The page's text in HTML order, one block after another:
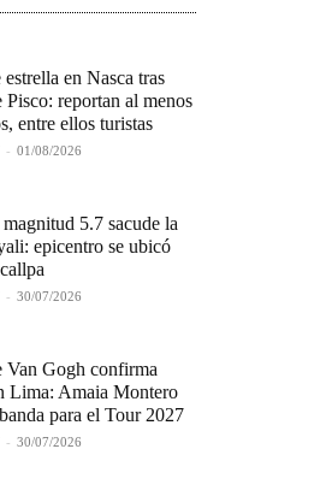
en Nasca tras
Pisco: reportan al menos
entre ellos turistas
- 01/08/2026
5.7 sacude la
epicentro se ubicó
- 30/07/2026
Van Gogh confirma
Lima: Amaia Montero
para el Tour 2027
- 30/07/2026